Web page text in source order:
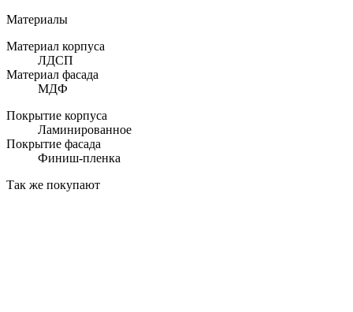
Материалы
Материал корпуса
ЛДСП
Материал фасада
МДФ
Покрытие корпуса
Ламинированное
Покрытие фасада
Финиш-пленка
Так же покупают